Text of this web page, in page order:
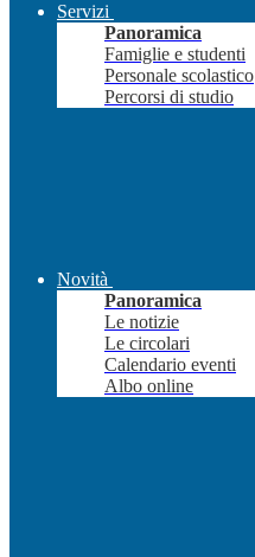
Servizi
Panoramica
Famiglie e studenti
Personale scolastico
Percorsi di studio
Novità
Panoramica
Le notizie
Le circolari
Calendario eventi
Albo online